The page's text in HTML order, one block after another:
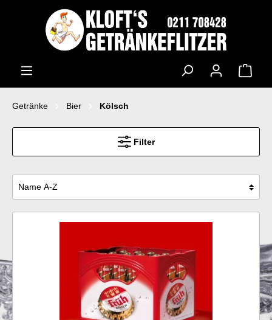
Getränke Bier Kölsch
Filter